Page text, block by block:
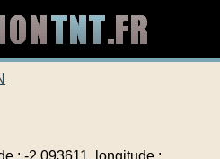
: -2.093611, longitude :